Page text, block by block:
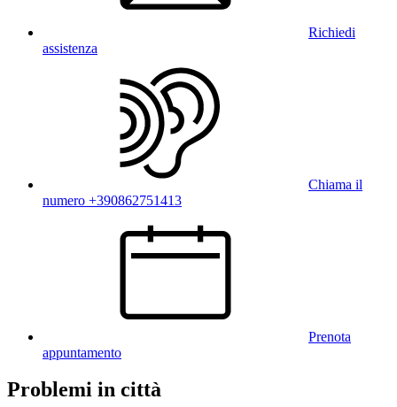
Richiedi
assistenza
Chiama il
numero +390862751413
Prenota
appuntamento
Problemi in città